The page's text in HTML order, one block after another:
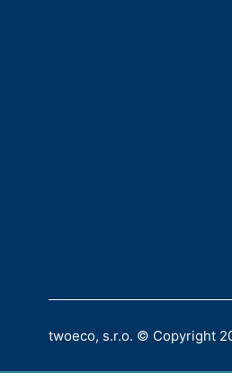
twoeco, s.r.o. © Copyright